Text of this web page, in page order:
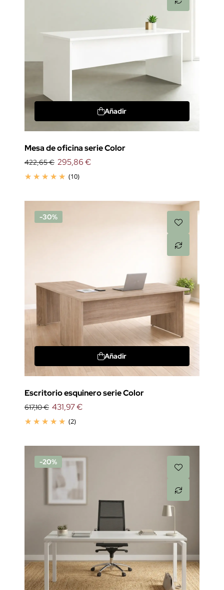
Añadir
Mesa de oficina serie Color
422,65 €
(10)
295,86 €
-30%
Añadir
Escritorio esquinero serie Color
617,10 €
(2)
431,97 €
-20%